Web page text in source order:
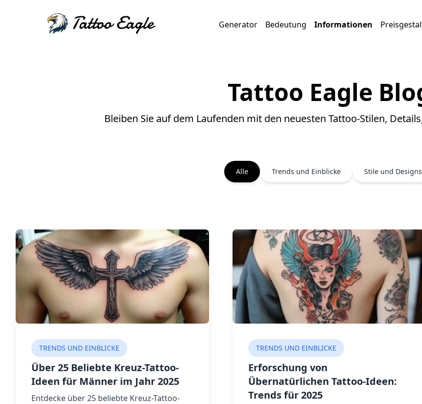
Generator Bedeutung Informationen
Tattoo Eagle
Bleiben Sie auf dem Laufenden mit den neuesten Tattoo-Stilen,
Alle Trends und Einblicke Stile und Designs
TRENDS UND EINBLICKE
Über 25 Beliebte Kreuz-Tattoo-
Ideen für Männer im Jahr 2025
Entdecke über 25 beliebte Kreuz-Tattoo-
TRENDS UND EINBLICKE
Erforschung von
Übernatürlichen Tattoo-Ideen:
Trends für 2025